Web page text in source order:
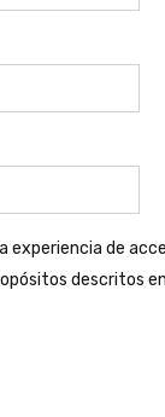
experiencia de
descritos